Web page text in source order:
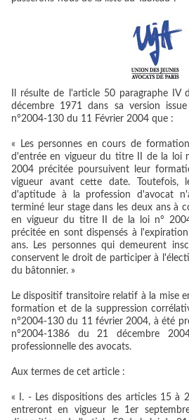
décembre 1971 dans sa version
n°2004-130 du 11 Février 2004 que :
« Les personnes en cours de
d'entrée en vigueur du titre II de la loi
2004 précitée poursuivent leur
vigueur avant cette date. Toutefois,
d'aptitude à la profession d'avocat
terminé leur stage dans les deux ans à
en vigueur du titre II de la loi n°
précitée en sont dispensés à
ans. Les personnes qui demeurent
conservent le droit de participer à
du bâtonnier. »
Le dispositif transitoire relatif à la mise
formation et de la suppression
n°2004-130 du 11 février 2004, à été
n°2004-1386 du 21 décembre
professionnelle des avocats.
Aux termes de cet article :
« I. - Les dispositions des articles 15 à
entreront en vigueur le 1er